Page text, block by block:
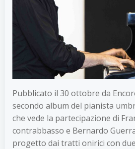
Pubblicato il 30 ottobre da
secondo album del pianista
che vede la partecipazione di
contrabbasso e Bernardo
progetto dai tratti onirici con